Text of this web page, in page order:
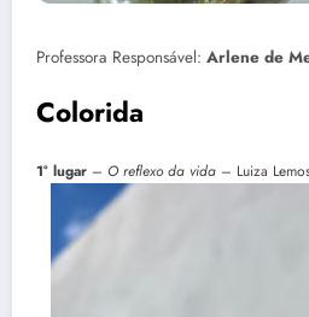
Professora Responsável: Arlene de
Colorida
1° lugar – O reflexo da vida – Luiza